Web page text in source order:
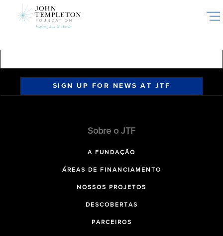
SIGN UP FOR NEWS AT JTF
Sobre o JTF
A FUNDAÇÃO
ÁREAS DE FINANCIAMENTO
NOSSOS PROJETOS
DESCOBERTAS
PARCEIROS